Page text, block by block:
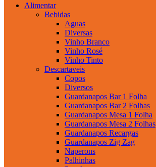
Alimentar
Bebidas
Aguas
Diversas
Vinho Branco
Vinho Rosé
Vinho Tinto
Descartaveis
Copos
Diversos
Guardanapos Bar 1 Folha
Guardanapos Bar 2 Folhas
Guardanapos Mesa 1 Folha
Guardanapos Mesa 2 Folhas
Guardanapos Recargas
Guardanapos Zig Zag
Naperons
Palhinhas